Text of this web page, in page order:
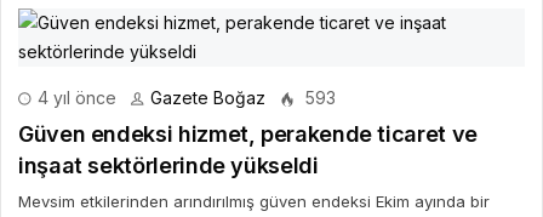
4 yıl önce Gazete Boğaz 593
Güven endeksi hizmet, perakende ticaret ve
inşaat sektörlerinde yükseldi
Mevsim etkilerinden arındırılmış güven endeksi Ekim ayında bir